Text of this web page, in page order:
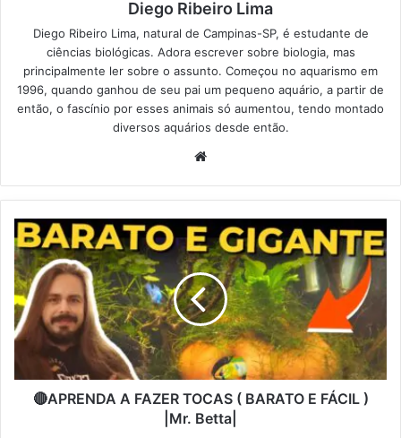
Diego Ribeiro Lima
Diego Ribeiro Lima, natural de Campinas-SP, é estudante de
ciências biológicas. Adora escrever sobre biologia, mas
principalmente ler sobre o assunto. Começou no aquarismo em
1996, quando ganhou de seu pai um pequeno aquário, a partir de
então, o fascínio por esses animais só aumentou, tendo montado
diversos aquários desde então.
Website
🔴APRENDA A FAZER TOCAS ( BARATO E FÁCIL )
|Mr. Betta|